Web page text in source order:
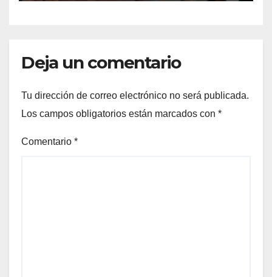
TORREÓN
Deja un comentario
Tu dirección de correo electrónico no será publicada.
Los campos obligatorios están marcados con *
Comentario *